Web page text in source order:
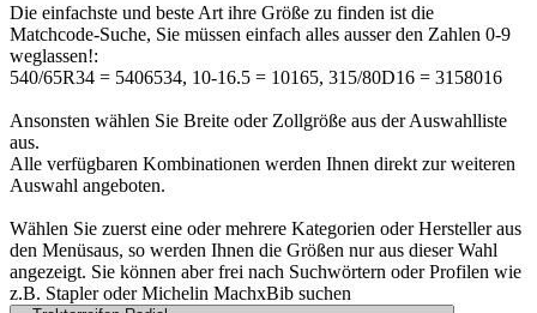
Die einfachste und beste Art ihre Größe zu finden ist die
Matchcode-Suche, Sie müssen einfach alles ausser den Zahlen 0-9
weglassen!:
540/65R34 = 5406534, 10-16.5 = 10165, 315/80D16 = 3158016
Ansonsten wählen Sie Breite oder Zollgröße aus der Auswahlliste
aus.
Alle verfügbaren Kombinationen werden Ihnen direkt zur weiteren
Auswahl angeboten.
Wählen Sie zuerst eine oder mehrere Kategorien oder Hersteller aus
den Menüsaus, so werden Ihnen die Größen nur aus dieser Wahl
angezeigt. Sie können aber frei nach Suchwörtern oder Profilen wie
z.B. Stapler oder Michelin MachxBib suchen